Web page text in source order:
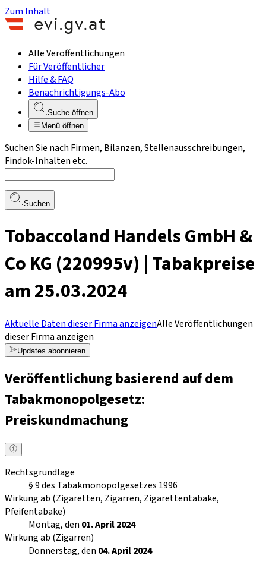
Zum Inhalt
Alle Veröffentlichungen
Für Veröffentlicher
Hilfe & FAQ
Benachrichtigungs-Abo
Suche öffnen
Menü öffnen
Suchen Sie nach Firmen, Bilanzen, Stellenausschreibungen,
Findok-Inhalten etc.
Suchen
Tobaccoland Handels GmbH &
Co KG (220995v) | Tabakpreise
am 25.03.2024
Aktuelle Daten dieser Firma anzeigenAlle Veröffentlichungen
dieser Firma anzeigen
Updates abonnieren
Veröffentlichung basierend auf dem
Tabakmonopolgesetz:
Preiskundmachung
Rechtsgrundlage
§ 9 des Tabakmonopolgesetzes 1996
Wirkung ab (Zigaretten, Zigarren, Zigarettentabake,
Pfeifentabake)
Montag, den 01. April 2024
Wirkung ab (Zigarren)
Donnerstag, den 04. April 2024